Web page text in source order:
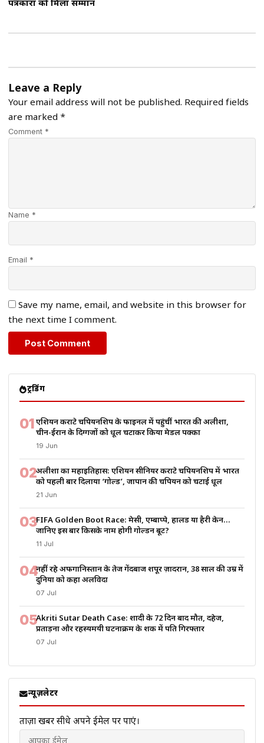
पत्रकारों को मिला सम्मान
Leave a Reply
Your email address will not be published. Required fields
are marked *
Comment *
Name *
Email *
Save my name, email, and website in this browser for
the next time I comment.
ट्रेंडिंग
01एशियन कराटे चैंपियनशिप के फाइनल में पहुंचीं भारत की अलीशा,
चीन-ईरान के दिग्गजों को धूल चटाकर किया मेडल पक्का
19 Jun
02अलीशा का महाइतिहास: एशियन सीनियर कराटे चैंपियनशिप में भारत
को पहली बार दिलाया ‘गोल्ड’, जापान की चैंपियन को चटाई धूल
21 Jun
03FIFA Golden Boot Race: मेसी, एम्बाप्पे, हालैंड या हैरी केन…
जानिए इस बार किसके नाम होगी गोल्डन बूट?
11 Jul
04नहीं रहे अफगानिस्तान के तेज गेंदबाज शपूर ज़ादरान, 38 साल की उम्र में
दुनिया को कहा अलविदा
07 Jul
05Akriti Sutar Death Case: शादी के 72 दिन बाद मौत, दहेज,
प्रताड़ना और रहस्यमयी घटनाक्रम के शक में पति गिरफ्तार
07 Jul
न्यूज़लेटर
ताज़ा खबरें सीधे अपने ईमेल पर पाएं।